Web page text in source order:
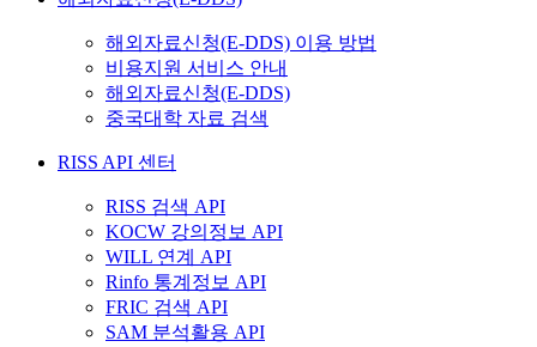
해외자료신청(E-DDS) 이용 방법
비용지원 서비스 안내
해외자료신청(E-DDS)
중국대학 자료 검색
RISS API 센터
RISS 검색 API
KOCW 강의정보 API
WILL 연계 API
Rinfo 통계정보 API
FRIC 검색 API
SAM 분석활용 API